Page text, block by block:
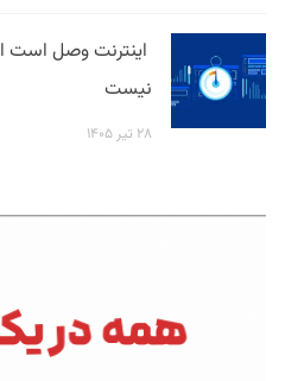
اینترنت وصل است
نیست
۲۸ تیر ۱۴۰۵